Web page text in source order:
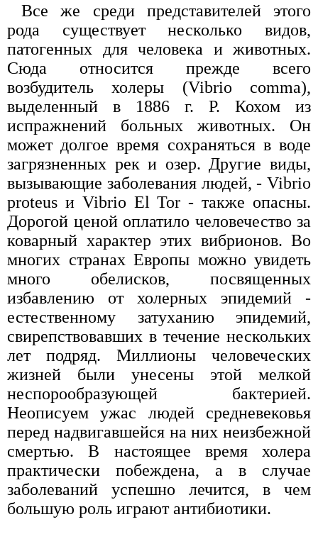
Все же среди представителей этого
рода существует несколько видов,
патогенных для человека и животных.
Сюда относится прежде всего
возбудитель холеры (Vibrio comma),
выделенный в 1886 г. Р. Кохом из
испражнений больных животных. Он
может долгое время сохраняться в воде
загрязненных рек и озер. Другие виды,
вызывающие заболевания людей, - Vibrio
proteus и Vibrio El Tor - также опасны.
Дорогой ценой оплатило человечество за
коварный характер этих вибрионов. Во
многих странах Европы можно увидеть
много обелисков, посвященных
избавлению от холерных эпидемий -
естественному затуханию эпидемий,
свирепствовавших в течение нескольких
лет подряд. Миллионы человеческих
жизней были унесены этой мелкой
неспорообразующей бактерией.
Неописуем ужас людей средневековья
перед надвигавшейся на них неизбежной
смертью. В настоящее время холера
практически побеждена, а в случае
заболеваний успешно лечится, в чем
большую роль играют антибиотики.